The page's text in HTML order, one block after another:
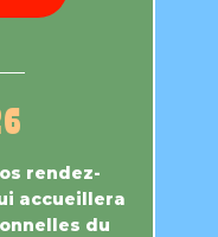
rendez-
accueillera
du